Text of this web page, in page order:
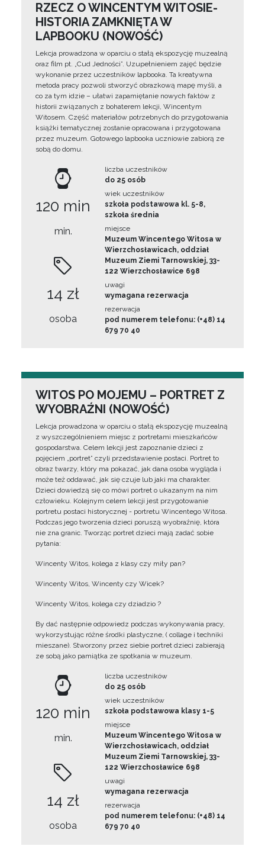
RZECZ O WINCENTYM WITOSIE-
HISTORIA ZAMKNIĘTA W
LAPBOOKU (NOWOŚĆ)
Lekcja prowadzona w oparciu o stałą ekspozycję muzealną
oraz film pt. „Cud Jedności”. Uzupełnieniem zajęć będzie
wykonanie przez uczestników lapbooka. Ta kreatywna
metoda pracy pozwoli stworzyć obrazkową mapę myśli, a
co za tym idzie – ułatwi zapamiętanie nowych faktów z
historii związanych z bohaterem lekcji, Wincentym
Witosem. Część materiałów potrzebnych do przygotowania
książki tematycznej zostanie opracowana i przygotowana
przez muzeum. Gotowego lapbooka uczniowie zabiorą ze
sobą do domu.
120 min
min.
14 zł
osoba
liczba uczestników
do 25 osób
wiek uczestników
szkoła podstawowa kl. 5-8,
szkoła średnia
miejsce
Muzeum Wincentego Witosa w
Wierzchosławicach, oddział
Muzeum Ziemi Tarnowskiej, 33-
122 Wierzchosławice 698
uwagi
wymagana rezerwacja
rezerwacja
pod numerem telefonu: (+48) 14
679 70 40
WITOS PO MOJEMU – PORTRET Z
WYOBRAŹNI (NOWOŚĆ)
Lekcja prowadzona w oparciu o stałą ekspozycję muzealną
z wyszczególnieniem miejsc z portretami mieszkańców
gospodarstwa. Celem lekcji jest zapoznanie dzieci z
pojęciem „portret” czyli przedstawienie postaci. Portret to
obraz twarzy, który ma pokazać, jak dana osoba wygląda i
może też oddawać, jak się czuje lub jaki ma charakter.
Dzieci dowiedzą się co mówi portret o ukazanym na nim
człowieku. Kolejnym celem lekcji jest przygotowanie
portretu postaci historycznej - portretu Wincentego Witosa.
Podczas jego tworzenia dzieci poruszą wyobraźnię, która
nie zna granic. Tworząc portret dzieci mają zadać sobie
pytania:
Wincenty Witos, kolega z klasy czy miły pan?
Wincenty Witos, Wincenty czy Wicek?
Wincenty Witos, kolega czy dziadzio ?
By dać następnie odpowiedz podczas wykonywania pracy,
wykorzystując różne środki plastyczne, ( collage i techniki
mieszane). Stworzony przez siebie portret dzieci zabierają
ze sobą jako pamiątka ze spotkania w muzeum.
120 min
min.
14 zł
osoba
liczba uczestników
do 25 osób
wiek uczestników
szkoła podstawowa klasy 1-5
miejsce
Muzeum Wincentego Witosa w
Wierzchosławicach, oddział
Muzeum Ziemi Tarnowskiej, 33-
122 Wierzchosławice 698
uwagi
wymagana rezerwacja
rezerwacja
pod numerem telefonu: (+48) 14
679 70 40